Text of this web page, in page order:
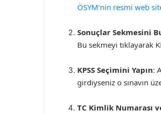
ÖSYM’nin resmi web
Sonuçlar Sekmesini
Bu sekmeyi tıklayarak
KPSS Seçimini Yapın:
girdiyseniz o sınavın
TC Kimlik Numarası